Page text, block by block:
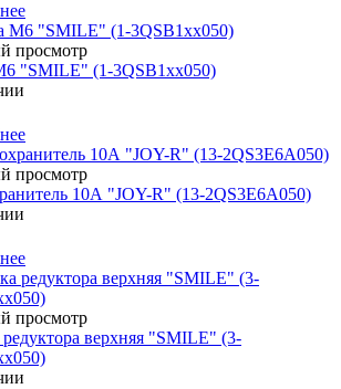
просмотр
"SMILE" (1-3QSB1xx050)
просмотр
10А "JOY-R" (13-2QS3E6A050)
просмотр
верхняя "SMILE" (3-